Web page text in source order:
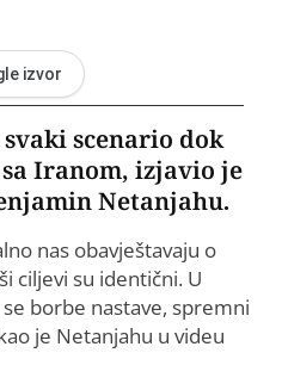
izvor
scenario dok
Iranom, izjavio je
Netanjahu.
nas obavještavaju o
ciljevi su identični. U
borbe nastave, spremni
je Netanjahu u videu